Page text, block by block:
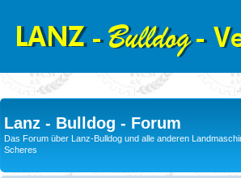
Lanz - Bulldog - Forum
Das Forum über Lanz-Bulldog und alle anderen
Scheres